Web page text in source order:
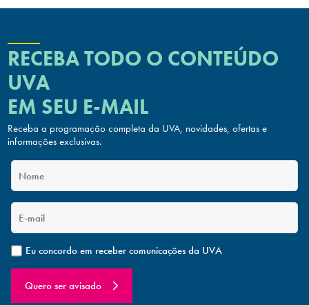
RECEBA TODO O CONTEÚDO
UVA
EM SEU E-MAIL
Receba a programação completa da UVA, novidades, ofertas e
informações exclusivas.
Eu concordo em receber comunicações da UVA
Quero ser avisado